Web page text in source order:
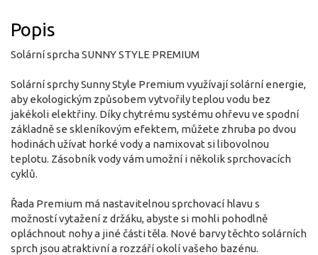
Popis
Solární sprcha SUNNY STYLE PREMIUM
Solární sprchy Sunny Style Premium využívají solární energie,
aby ekologickým způsobem vytvořily teplou vodu bez
jakékoli elektřiny. Díky chytrému systému ohřevu ve spodní
základně se skleníkovým efektem, můžete zhruba po dvou
hodinách užívat horké vody a namixovat si libovolnou
teplotu. Zásobník vody vám umožní i několik sprchovacích
cyklů.
Řada Premium má nastavitelnou sprchovací hlavu s
možností vytažení z držáku, abyste si mohli pohodlně
opláchnout nohy a jiné části těla. Nové barvy těchto solárních
sprch jsou atraktivní a rozzáří okolí vašeho bazénu.